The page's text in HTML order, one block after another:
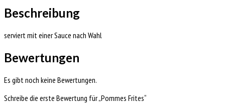
Beschreibung
serviert mit einer Sauce nach Wahl
Bewertungen
Es gibt noch keine Bewertungen.
Schreibe die erste Bewertung für „Pommes Frites“